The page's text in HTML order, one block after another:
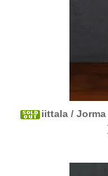
iittala /